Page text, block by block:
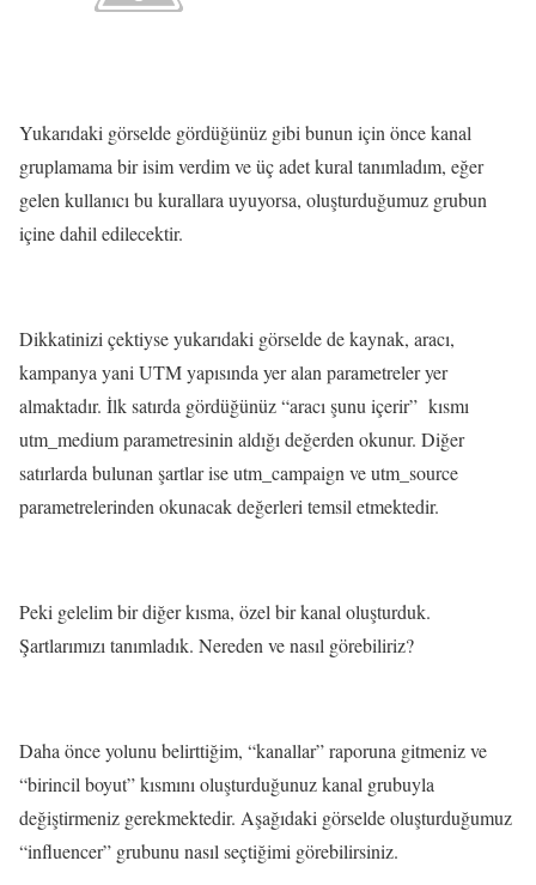
Yukarıdaki görselde gördüğünüz gibi bunun için önce kanal
gruplamama bir isim verdim ve üç adet kural tanımladım, eğer
gelen kullanıcı bu kurallara uyuyorsa, oluşturduğumuz grubun
içine dahil edilecektir.
Dikkatinizi çektiyse yukarıdaki görselde de kaynak, aracı,
kampanya yani UTM yapısında yer alan parametreler yer
almaktadır. İlk satırda gördüğünüz “aracı şunu içerir” kısmı
utm_medium parametresinin aldığı değerden okunur. Diğer
satırlarda bulunan şartlar ise utm_campaign ve utm_source
parametrelerinden okunacak değerleri temsil etmektedir.
Peki gelelim bir diğer kısma, özel bir kanal oluşturduk.
Şartlarımızı tanımladık. Nereden ve nasıl görebiliriz?
Daha önce yolunu belirttiğim, “kanallar” raporuna gitmeniz ve
“birincil boyut” kısmını oluşturduğunuz kanal grubuyla
değiştirmeniz gerekmektedir. Aşağıdaki görselde oluşturduğumuz
“influencer” grubunu nasıl seçtiğimi görebilirsiniz.